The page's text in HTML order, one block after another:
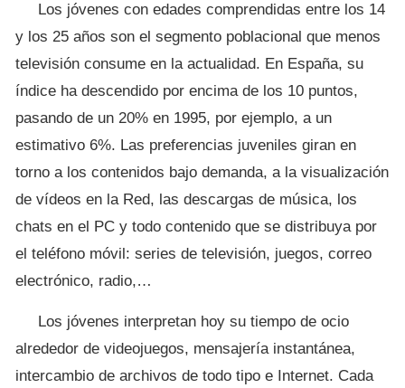
Los jóvenes con edades comprendidas entre los 14
y los 25 años son el segmento poblacional que menos
televisión consume en la actualidad. En España, su
índice ha descendido por encima de los 10 puntos,
pasando de un 20% en 1995, por ejemplo, a un
estimativo 6%. Las preferencias juveniles giran en
torno a los contenidos bajo demanda, a la visualización
de vídeos en la Red, las descargas de música, los
chats en el PC y todo contenido que se distribuya por
el teléfono móvil: series de televisión, juegos, correo
electrónico, radio,…
Los jóvenes interpretan hoy su tiempo de ocio
alrededor de videojuegos, mensajería instantánea,
intercambio de archivos de todo tipo e Internet. Cada